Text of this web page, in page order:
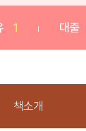
1 대출
책소개